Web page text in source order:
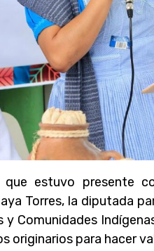
estuvo presente
Torres, la diputada
y Comunidades
originarios para hacer